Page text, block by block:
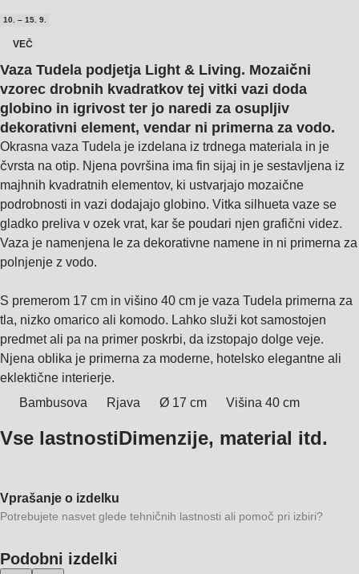
10. – 15. 9.
VEČ
Vaza Tudela podjetja Light & Living. Mozaični
vzorec drobnih kvadratkov tej vitki vazi doda
globino in igrivost ter jo naredi za osupljiv
dekorativni element, vendar ni primerna za vodo.
Okrasna vaza Tudela je izdelana iz trdnega materiala in je
čvrsta na otip. Njena površina ima fin sijaj in je sestavljena iz
majhnih kvadratnih elementov, ki ustvarjajo mozaične
podrobnosti in vazi dodajajo globino. Vitka silhueta vaze se
gladko preliva v ozek vrat, kar še poudari njen grafični videz.
Vaza je namenjena le za dekorativne namene in ni primerna za
polnjenje z vodo.
S premerom 17 cm in višino 40 cm je vaza Tudela primerna za
tla, nizko omarico ali komodo. Lahko služi kot samostojen
predmet ali pa na primer poskrbi, da izstopajo dolge veje.
Njena oblika je primerna za moderne, hotelsko elegantne ali
eklektične interierje.
Bambusova
Rjava Ø 17 cm Višina 40 cm
Vse lastnostiDimenzije, material itd.
Vprašanje o izdelku
Potrebujete nasvet glede tehničnih lastnosti ali pomoč pri izbiri?
Podobni izdelki